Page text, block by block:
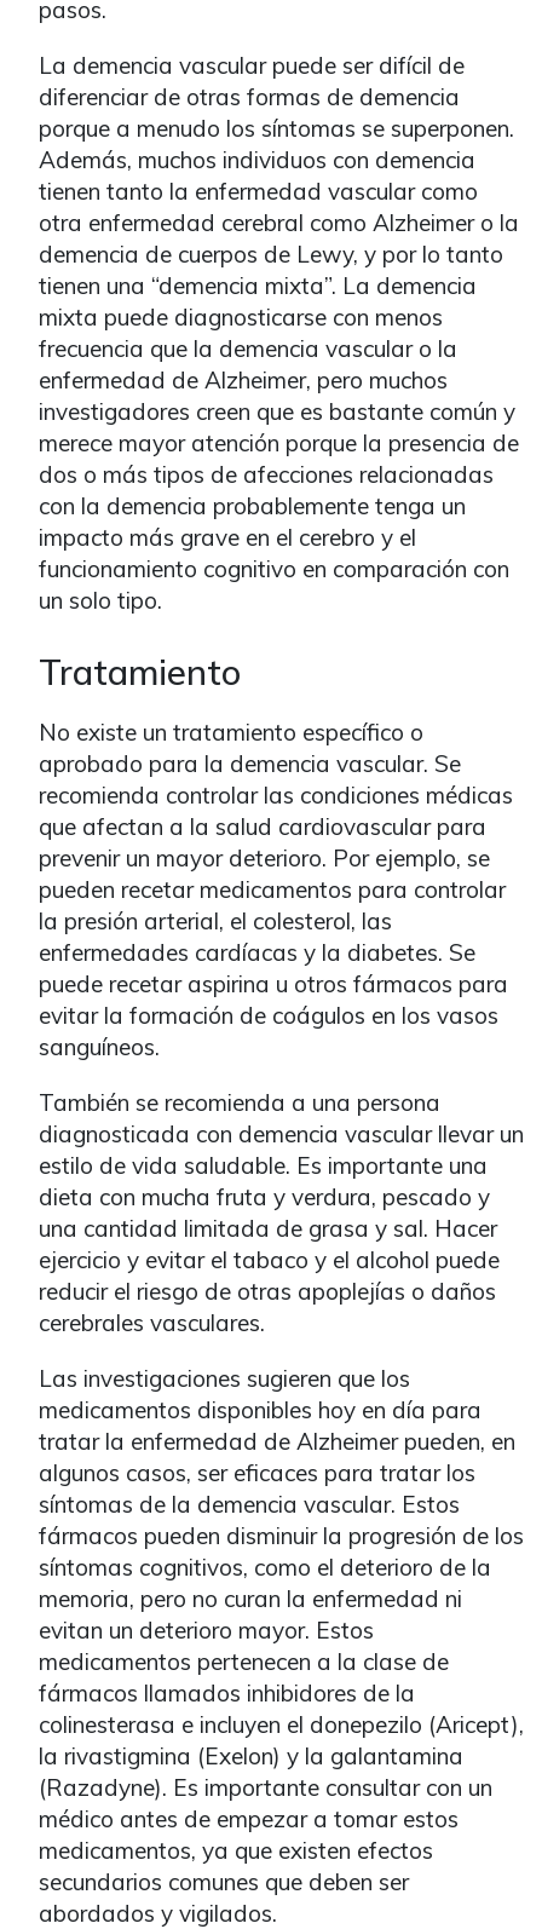
pasos.
La demencia vascular puede ser difícil de
diferenciar de otras formas de demencia
porque a menudo los síntomas se superponen.
Además, muchos individuos con demencia
tienen tanto la enfermedad vascular como
otra enfermedad cerebral como Alzheimer o la
demencia de cuerpos de Lewy, y por lo tanto
tienen una “demencia mixta”. La demencia
mixta puede diagnosticarse con menos
frecuencia que la demencia vascular o la
enfermedad de Alzheimer, pero muchos
investigadores creen que es bastante común y
merece mayor atención porque la presencia de
dos o más tipos de afecciones relacionadas
con la demencia probablemente tenga un
impacto más grave en el cerebro y el
funcionamiento cognitivo en comparación con
un solo tipo.
Tratamiento
No existe un tratamiento específico o
aprobado para la demencia vascular. Se
recomienda controlar las condiciones médicas
que afectan a la salud cardiovascular para
prevenir un mayor deterioro. Por ejemplo, se
pueden recetar medicamentos para controlar
la presión arterial, el colesterol, las
enfermedades cardíacas y la diabetes. Se
puede recetar aspirina u otros fármacos para
evitar la formación de coágulos en los vasos
sanguíneos.
También se recomienda a una persona
diagnosticada con demencia vascular llevar un
estilo de vida saludable. Es importante una
dieta con mucha fruta y verdura, pescado y
una cantidad limitada de grasa y sal. Hacer
ejercicio y evitar el tabaco y el alcohol puede
reducir el riesgo de otras apoplejías o daños
cerebrales vasculares.
Las investigaciones sugieren que los
medicamentos disponibles hoy en día para
tratar la enfermedad de Alzheimer pueden, en
algunos casos, ser eficaces para tratar los
síntomas de la demencia vascular. Estos
fármacos pueden disminuir la progresión de los
síntomas cognitivos, como el deterioro de la
memoria, pero no curan la enfermedad ni
evitan un deterioro mayor. Estos
medicamentos pertenecen a la clase de
fármacos llamados inhibidores de la
colinesterasa e incluyen el donepezilo (Aricept),
la rivastigmina (Exelon) y la galantamina
(Razadyne). Es importante consultar con un
médico antes de empezar a tomar estos
medicamentos, ya que existen efectos
secundarios comunes que deben ser
abordados y vigilados.